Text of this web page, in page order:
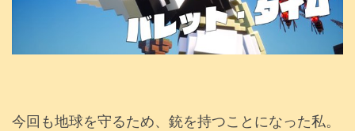
今回も地球を守るため、銃を持つことになった私。